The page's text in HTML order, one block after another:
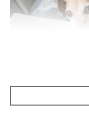
つい昨日まで、あるい
元気がないように見え